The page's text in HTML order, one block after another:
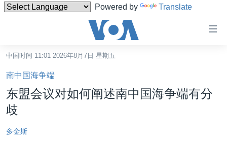
Powered by Translate
碍
链
接
跳
转
内
中国
中国时间 11:01 2026年8月7日 星期五
南中国海争端
东盟会议对如何阐述南中国海争端有分
歧
多金斯